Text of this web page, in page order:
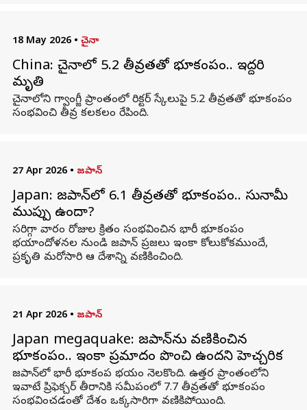
18 May 2026 • చైనా
China: చైనాలో 5.2 తీవ్రతతో భూకంపం.. ఇద్దరి
మృతి
చైనాలోని గ్వాంగ్జీ ప్రాంతంలో రిక్టర్‌ స్కేలుపై 5.2 తీవ్రతతో భూకంపం
సంభవించి తీవ్ర కలకలం రేపింది.
27 Apr 2026 • జపాన్
Japan: జపాన్‌లో 6.1 తీవ్రతతో భూకంపం.. సునామీ
ముప్పు ఉందా?
సరిగ్గా వారం రోజుల క్రితం సంభవించిన భారీ భూకంపం
భయాందోళనల నుండి జపాన్ ప్రజలు ఇంకా కోలుకోకముందే,
ప్రకృతి మరోసారి ఆ దేశాన్ని వణికించింది.
21 Apr 2026 • జపాన్
Japan megaquake: జపాన్‌ను వణికించిన
భూకంపం.. ఇంకా ప్రమాదం పొంచి ఉందని హెచ్చరిక
జపాన్‌లో భారీ భూకంప భయం నెలకొంది. ఉత్తర ప్రాంతంలోని
ఇవాటే ప్రిఫెక్చర్ తీరానికి సమీపంలో 7.7 తీవ్రతతో భూకంపం
సంభవించడంతో దేశం ఒక్కసారిగా వణికిపోయింది.